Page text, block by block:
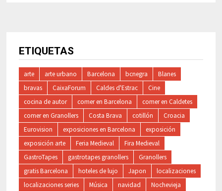
ETIQUETAS
arte arte urbano Barcelona bcnegra
Blanes
bravas
CaixaForum Caldes d'Estrac
Cine
cocina de autor
comer en Barcelona
comer en Caldetes
comer en Granollers
Costa Brava cotillón
Croacia
Eurovision
exposiciones en Barcelona
exposición
exposición arte
Feria Medieval
Fira Medieval
GastroTapes
gastrotapes granollers
Granollers
gratis Barcelona
hoteles de lujo Japon
localizaciones
localizaciones series
Música navidad
Nochevieja